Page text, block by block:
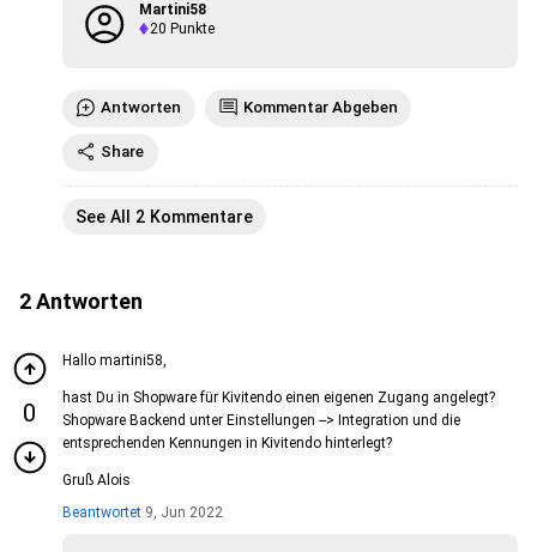
Martini58
20 Punkte
Antworten Kommentar Abgeben
Share
See All 2 Kommentare
2Antworten
0
Hallo martini58,
hast Du in Shopware für Kivitendo einen eigenen Zugang angelegt?
Shopware Backend unter Einstellungen --> Integration und die
entsprechenden Kennungen in Kivitendo hinterlegt?
Gruß Alois
Beantwortet 9, Jun 2022